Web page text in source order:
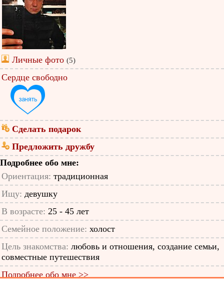
Личные фото (5)
Сердце свободно
Сделать подарок
Предложить дружбу
Подробнее обо мне:
Ориентация: традиционная
Ищу: девушку
В возрасте: 25 - 45 лет
Семейное положение: холост
Цель знакомства: любовь и отношения, создание семьи,
совместные путешествия
Подробнее обо мне >>